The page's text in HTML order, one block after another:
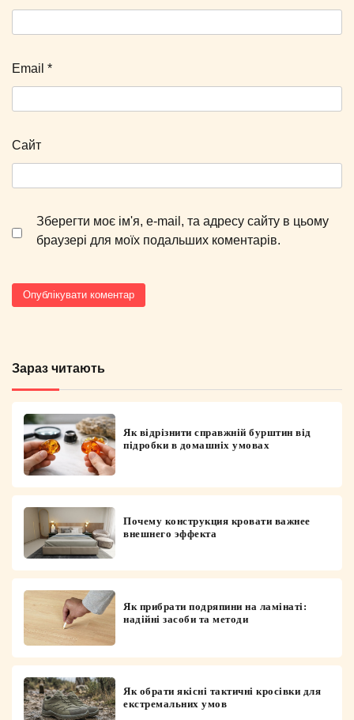
Email *
Сайт
Зберегти моє ім'я, e-mail, та адресу сайту в цьому
браузері для моїх подальших коментарів.
Зараз читають
Як відрізнити справжній бурштин від
підробки в домашніх умовах
Почему конструкция кровати важнее
внешнего эффекта
Як прибрати подряпини на ламінаті:
надійні засоби та методи
Як обрати якісні тактичні кросівки для
екстремальних умов